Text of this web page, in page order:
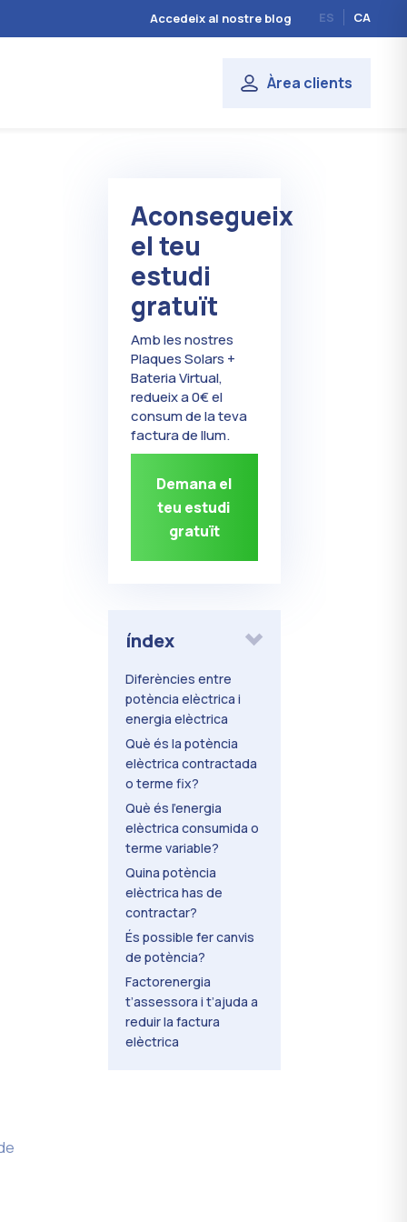
Accedeix al nostre blog ES CA
Àrea clients
Aconsegueix
el teu
estudi
gratuït
Amb les nostres
Plaques Solars +
Bateria Virtual,
redueix a 0€ el
consum de la teva
factura de llum.
Demana el
teu estudi
gratuït
índex
Diferències entre
potència elèctrica i
energia elèctrica
Què és la potència
elèctrica contractada
o terme fix?
Què és l’energia
elèctrica consumida o
terme variable?
Quina potència
elèctrica has de
contractar?
És possible fer canvis
de potència?
Factorenergia
t’assessora i t’ajuda a
reduir la factura
elèctrica